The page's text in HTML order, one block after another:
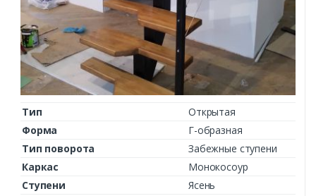
Тип
Открытая
Форма
Г-образная
Тип поворота
Забежные ступени
Каркас
Монокосоур
Ступени
Ясень